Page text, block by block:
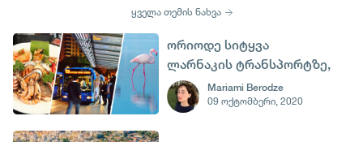
ყველა თემის ნახვა
ორიოდე სიტყვა
ლარნაკის ტრანსპორტზე,
ჩემს ბიუჯეტზე, საჭმელ-
სასმელსა და სხვა
Mariami Berodze
09 ოქტომბერი, 2020